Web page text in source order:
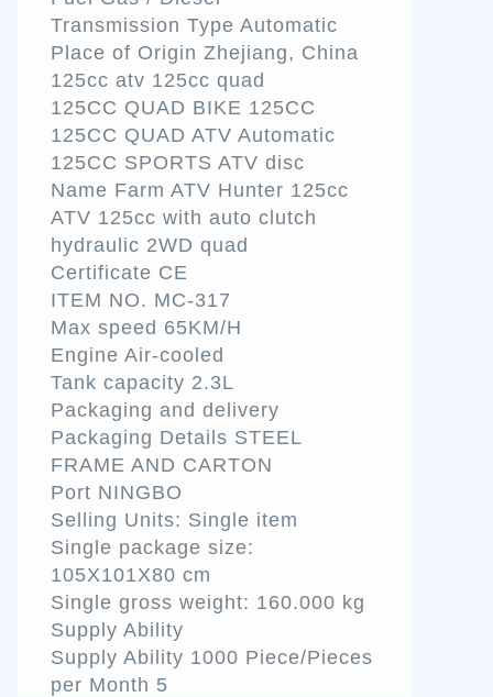
Transmission Type Automatic
Place of Origin Zhejiang, China
125cc atv 125cc quad
125CC QUAD BIKE 125CC
125CC QUAD ATV Automatic
125CC SPORTS ATV disc
Name Farm ATV Hunter 125cc
ATV 125cc with auto clutch
hydraulic 2WD quad
Certificate CE
ITEM NO. MC-317
Max speed 65KM/H
Engine Air-cooled
Tank capacity 2.3L
Packaging and delivery
Packaging Details STEEL
FRAME AND CARTON
Port NINGBO
Selling Units: Single item
Single package size:
105X101X80 cm
Single gross weight: 160.000 kg
Supply Ability
Supply Ability 1000 Piece/Pieces
per Month 5